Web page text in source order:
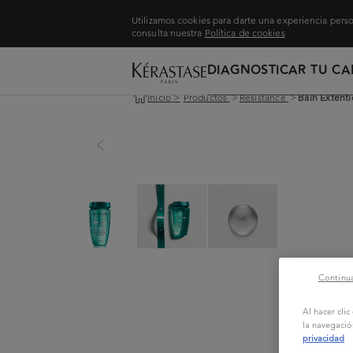
Utilizamos cookies para darte una experiencia
consulta nuestra Política de cookies
DIAGNOSTICAR TU
Inicio > Productos >Resistance >Bain
Al hacer
la
privacidad